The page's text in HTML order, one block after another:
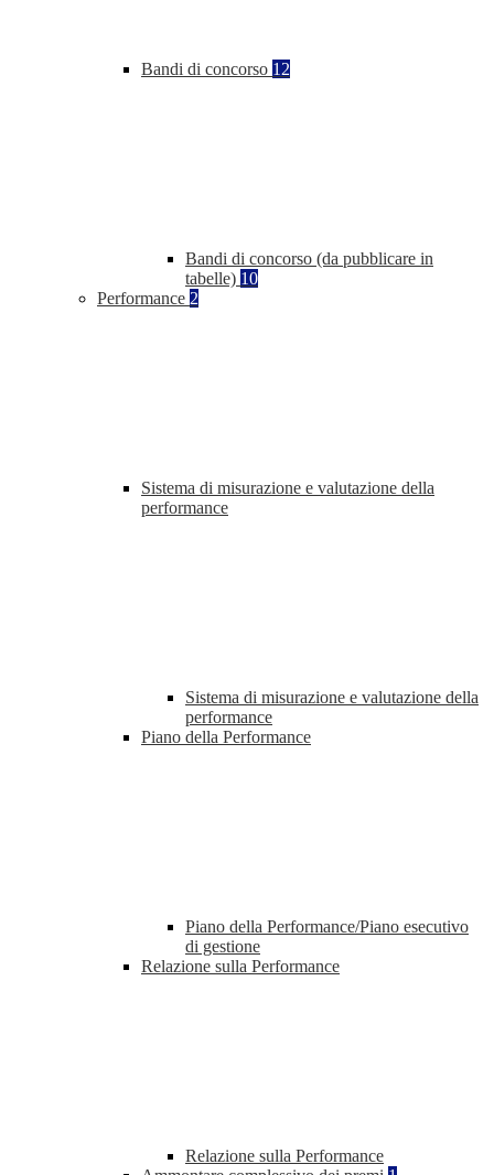
Bandi di concorso 12
Bandi di concorso (da pubblicare in
tabelle) 10
Performance 2
Sistema di misurazione e valutazione della
performance
Sistema di misurazione e valutazione della
performance
Piano della Performance
Piano della Performance/Piano esecutivo
di gestione
Relazione sulla Performance
Relazione sulla Performance